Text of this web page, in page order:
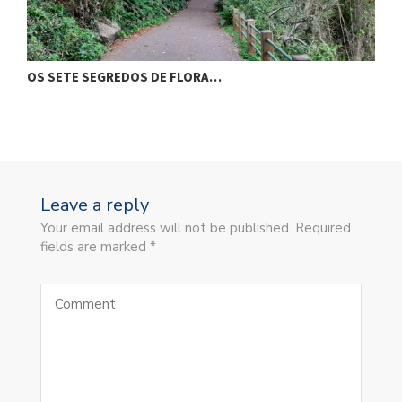
OS SETE SEGREDOS DE FLORA…
Leave a reply
Your email address will not be published. Required
fields are marked *